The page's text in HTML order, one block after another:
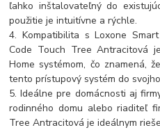
ľahko inštalovateľný do
použitie je intuitívne a rýchle.
4. Kompatibilita s Loxone
Code Touch Tree Antracitová
Home systémom, čo znamená,
tento prístupový systém do
5. Ideálne pre domácnosti aj
rodinného domu alebo riaditeľ
Tree Antracitová je ideálnym